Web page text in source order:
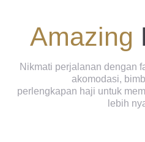
Amazing
Nikmati perjalanan dengan
akomodasi,
perlengkapan haji untuk
lebih